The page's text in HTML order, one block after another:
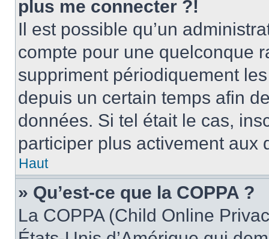
plus me connecter ?!
Il est possible qu’un
compte pour une quelconque
suppriment périodiquement
depuis un certain temps afin
données. Si tel était le cas,
participer plus activement aux
Haut
» Qu’est-ce que la COPPA ?
La COPPA (Child Online